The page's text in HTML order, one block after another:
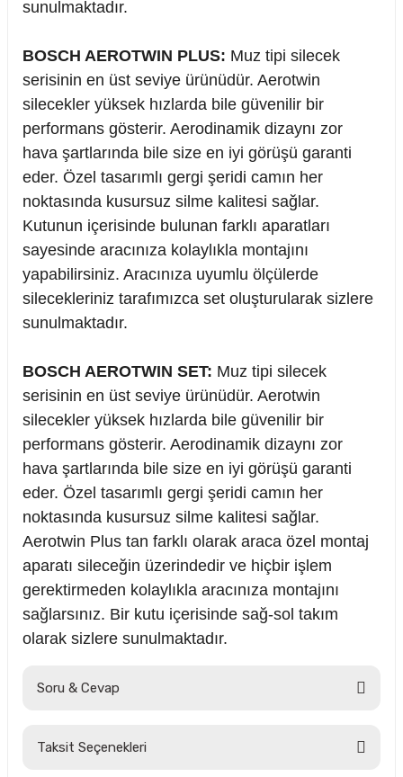
sunulmaktadır.
BOSCH AEROTWIN PLUS: Muz tipi silecek
serisinin en üst seviye ürünüdür. Aerotwin
silecekler yüksek hızlarda bile güvenilir bir
performans gösterir. Aerodinamik dizaynı zor
hava şartlarında bile size en iyi görüşü garanti
eder. Özel tasarımlı gergi şeridi camın her
noktasında kusursuz silme kalitesi sağlar.
Kutunun içerisinde bulunan farklı aparatları
sayesinde aracınıza kolaylıkla montajını
yapabilirsiniz. Aracınıza uyumlu ölçülerde
silecekleriniz tarafımızca set oluşturularak sizlere
sunulmaktadır.
BOSCH AEROTWIN SET: Muz tipi silecek
serisinin en üst seviye ürünüdür. Aerotwin
silecekler yüksek hızlarda bile güvenilir bir
performans gösterir. Aerodinamik dizaynı zor
hava şartlarında bile size en iyi görüşü garanti
eder. Özel tasarımlı gergi şeridi camın her
noktasında kusursuz silme kalitesi sağlar.
Aerotwin Plus tan farklı olarak araca özel montaj
aparatı sileceğin üzerindedir ve hiçbir işlem
gerektirmeden kolaylıkla aracınıza montajını
sağlarsınız. Bir kutu içerisinde sağ-sol takım
olarak sizlere sunulmaktadır.
Soru & Cevap
Ürün hakkında henüz soru sorulmamış.
Taksit Seçenekleri